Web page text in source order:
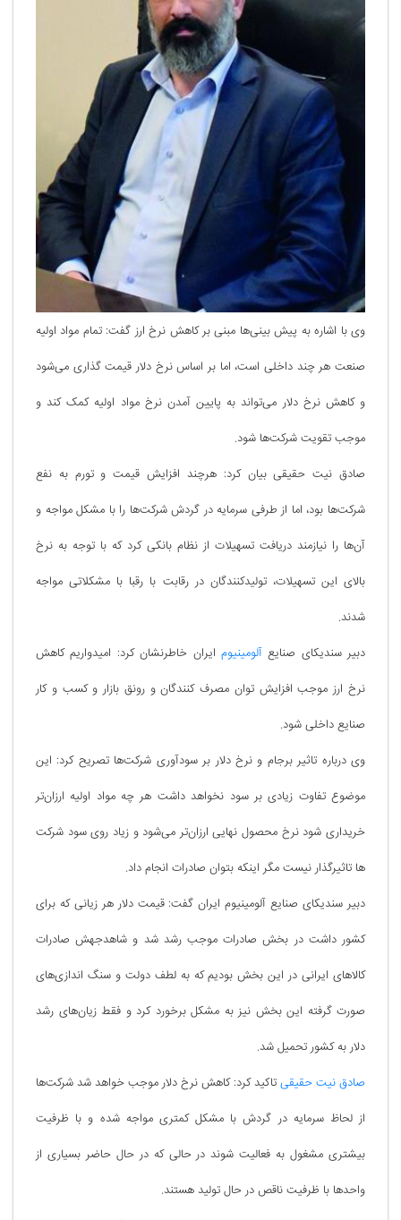
وی با اشاره به پیش بینی‌ها مبنی بر کاهش نرخ ارز گفت: تمام مواد اولیه
صنعت هر چند داخلی است، اما بر اساس نرخ دلار قیمت گذاری می‌شود
و کاهش نرخ دلار می‌تواند به پایین آمدن نرخ مواد اولیه کمک کند و
موجب تقویت شرکت‌ها شود.
صادق نیت حقیقی بیان کرد: هرچند افزایش قیمت و تورم به نفع
شرکت‌ها بود، اما از طرفی سرمایه در گردش شرکت‌ها را با مشکل مواجه و
آن‌ها را نیازمند دریافت تسهیلات از نظام بانکی کرد که با توجه به نرخ
بالای این تسهیلات، تولیدکنندگان در رقابت با رقبا با مشکلاتی مواجه
شدند.
دبیر سندیکای صنایعآلومینیومایران خاطرنشان کرد: امیدواریم کاهش
نرخ ارز موجب افزایش توان مصرف کنندگان و رونق بازار و کسب و کار
صنایع داخلی شود.
وی درباره تاثیر برجام و نرخ دلار بر سودآوری شرکت‌ها تصریح کرد: این
موضوع تفاوت زیادی بر سود نخواهد داشت هر چه مواد اولیه ارزان‌تر
خریداری شود نرخ محصول نهایی ارزان‌تر می‌شود و زیاد روی سود شرکت
ها تاثیرگذار نیست مگر اینکه بتوان صادرات انجام داد.
دبیر سندیکای صنایع آلومینیوم ایران گفت: قیمت دلار هر زیانی که برای
کشور داشت در بخش صادرات موجب رشد شد و شاهدجهش صادرات
کالا‌های ایرانی در این بخش بودیم که به لطف دولت و سنگ اندازی‌های
صورت گرفته این بخش نیز به مشکل برخورد کرد و فقط زیان‌های رشد
دلار به کشور تحمیل شد.
صادق نیت حقیقیتاکید کرد: کاهش نرخ دلار موجب خواهد شد شرکت‌ها
از لحاظ سرمایه در گردش با مشکل کمتری مواجه شده و با ظرفیت
بیشتری مشغول به فعالیت شوند در حالی که در حال حاضر بسیاری از
واحد‌ها با ظرفیت ناقص در حال تولید هستند.